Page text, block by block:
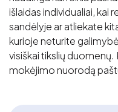
išlaidas individualiai, kai
sandėlyje ar atliekate
kurioje neturite
visiškai tikslių
mokėjimo nuorodą